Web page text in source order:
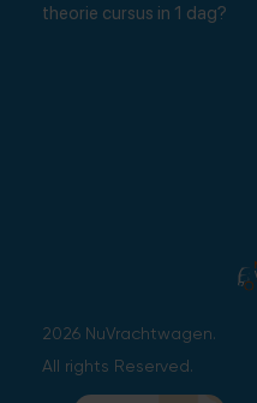
theorie cursus in 1 dag?
2026 NuVrachtwagen.
All rights Reserved.